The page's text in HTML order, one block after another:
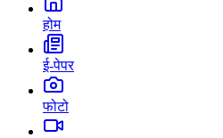
होम
ई-पेपर
फोटो